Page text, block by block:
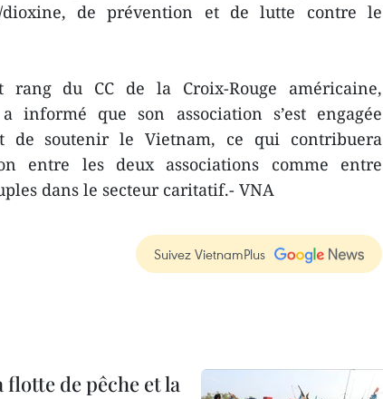
dioxine, de prévention et de lutte contre le
rang du CC de la Croix-Rouge américaine,
informé que son association s’est engagée
de soutenir le Vietnam, ce qui contribuera
entre les deux associations comme entre
dans le secteur caritatif.- VNA
Suivez VietnamPlus
de pêche et la